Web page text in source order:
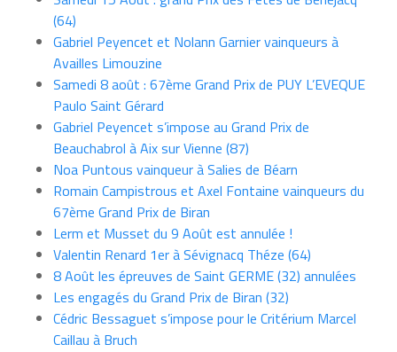
(64)
Gabriel Peyencet et Nolann Garnier vainqueurs à
Availles Limouzine
Samedi 8 août : 67ème Grand Prix de PUY L’EVEQUE
Paulo Saint Gérard
Gabriel Peyencet s’impose au Grand Prix de
Beauchabrol à Aix sur Vienne (87)
Noa Puntous vainqueur à Salies de Béarn
Romain Campistrous et Axel Fontaine vainqueurs du
67ème Grand Prix de Biran
Lerm et Musset du 9 Août est annulée !
Valentin Renard 1er à Sévignacq Théze (64)
8 Août les épreuves de Saint GERME (32) annulées
Les engagés du Grand Prix de Biran (32)
Cédric Bessaguet s’impose pour le Critérium Marcel
Caillau à Bruch